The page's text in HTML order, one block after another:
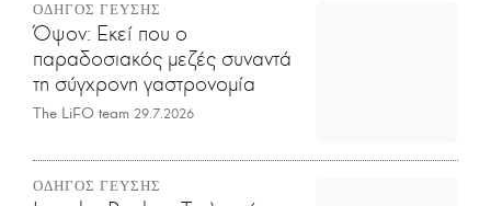
ΟΔΗΓΟΣ ΓΕΥΣΗΣ
Όψον: Εκεί που ο
παραδοσιακός μεζές συναντά
τη σύγχρονη γαστρονομία
The LiFO team 29.7.2026
ΟΔΗΓΟΣ ΓΕΥΣΗΣ